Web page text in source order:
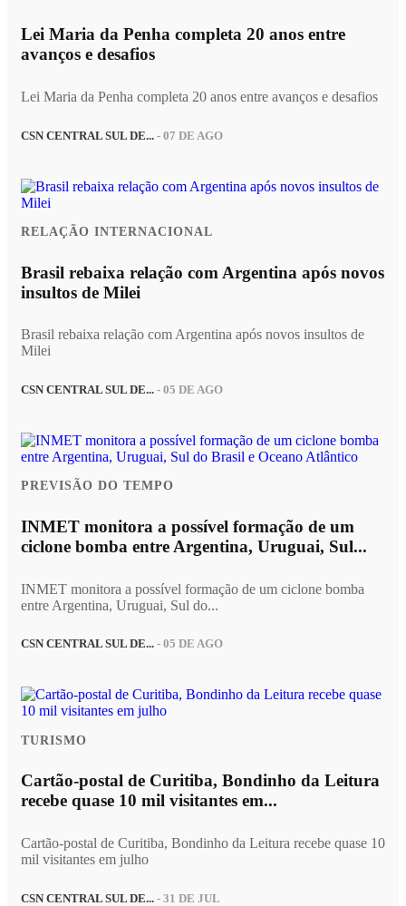
Lei Maria da Penha completa 20 anos entre
avanços e desafios
Lei Maria da Penha completa 20 anos entre avanços e desafios
CSN CENTRAL SUL DE... - 07 DE AGO
RELAÇÃO INTERNACIONAL
Brasil rebaixa relação com Argentina após novos
insultos de Milei
Brasil rebaixa relação com Argentina após novos insultos de
Milei
CSN CENTRAL SUL DE... - 05 DE AGO
PREVISÃO DO TEMPO
INMET monitora a possível formação de um
ciclone bomba entre Argentina, Uruguai, Sul...
INMET monitora a possível formação de um ciclone bomba
entre Argentina, Uruguai, Sul do...
CSN CENTRAL SUL DE... - 05 DE AGO
TURISMO
Cartão-postal de Curitiba, Bondinho da Leitura
recebe quase 10 mil visitantes em...
Cartão-postal de Curitiba, Bondinho da Leitura recebe quase 10
mil visitantes em julho
CSN CENTRAL SUL DE... - 31 DE JUL